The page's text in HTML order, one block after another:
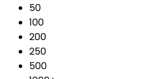
50
100
200
250
500